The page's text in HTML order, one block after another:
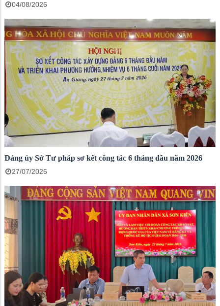
04/08/2026
Đảng ủy Sở Tư pháp sơ kết công tác 6 tháng đầu năm 2026
27/07/2026